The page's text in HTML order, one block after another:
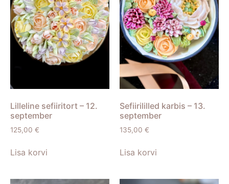
Lilleline sefiiritort – 12.
september
125,00 €
Lisa korvi
Sefiirililled karbis – 13.
september
135,00 €
Lisa korvi